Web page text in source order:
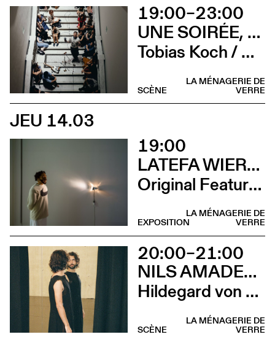
19:00–23:00
UNE SOIRÉE, QUATRE CONCERTS
Tobias Koch / Crème solaire / Nathalie Froehlich / Camilla Sparksss
LA MÉNAGERIE DE
VERRE
SCÈNE
JEU 14.03
19:00
LATEFA WIERSCH
Original Features
LA MÉNAGERIE DE
VERRE
EXPOSITION
20:00–21:00
NILS AMADEUS LANGE
Hildegard von Bingen
LA MÉNAGERIE DE
VERRE
SCÈNE